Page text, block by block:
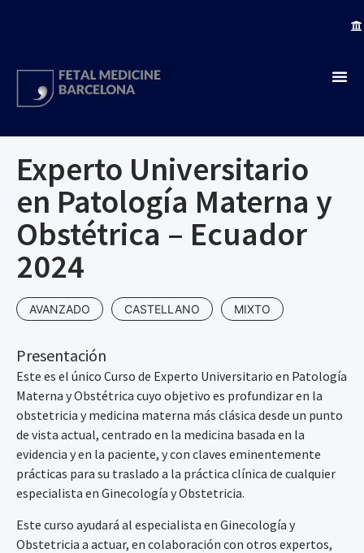
Experto Universitario
en Patología Materna y
Obstétrica – Ecuador
2024
AVANZADO CASTELLANO MIXTO
Presentación
Este es el único Curso de Experto Universitario en Patología
Materna y Obstétrica cuyo objetivo es profundizar en la
obstetricia y medicina materna más clásica desde un punto
de vista actual, centrado en la medicina basada en la
evidencia y en la paciente, y con claves eminentemente
prácticas para su traslado a la práctica clínica de cualquier
especialista en Ginecología y Obstetricia.
Este curso ayudará al especialista en Ginecología y
Obstetricia a actuar, en colaboración con otros expertos,